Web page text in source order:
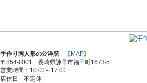
手作り陶人形の公洋窯 【 MAP】
〒854-0001 長崎県諫早市福田町1673-5
営業時間：10:00～17:00
店休日：不定休